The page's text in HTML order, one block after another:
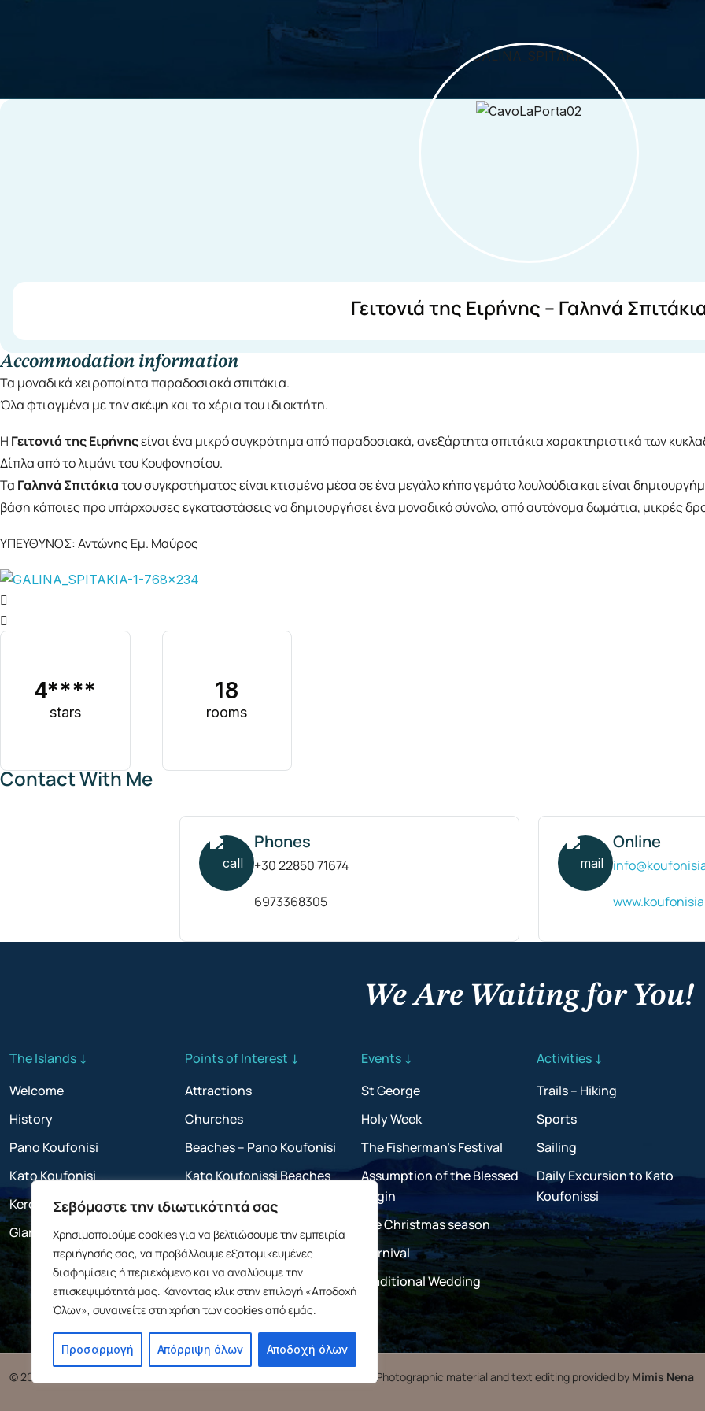
Σεβόμαστε την ιδιωτικότητά σας
Χρησιμοποιούμε cookies για να βελτιώσουμε την εμπειρία
περιήγησής σας, να προβάλλουμε εξατομικευμένες
διαφημίσεις ή περιεχόμενο και να αναλύουμε την
επισκεψιμότητά μας. Κάνοντας κλικ στην επιλογή «Αποδοχή
Όλων», συναινείτε στη χρήση των cookies από εμάς.
Προσαρμογή Απόρριψη όλων Αποδοχή όλων
Γειτονιά της Ειρήνης – Γαληνά
Accommodation information
Τα μοναδικά χειροποίητα παραδοσιακά σπιτάκια.
Όλα φτιαγμένα με την σκέψη και τα χέρια του ιδιοκτήτη.
Η Γειτονιά της Ειρήνηςείναι ένα μικρό συγκρότημα από παραδοσιακά, ανεξάρτητα σπιτάκια χαρακτηριστικά των
Δίπλα από το λιμάνι του Κουφονησίου.
Τα Γαληνά Σπιτάκιατου συγκροτήματος είναι κτισμένα μέσα σε ένα μεγάλο κήπο γεμάτο λουλούδια και είναι
βάση κάποιες προ υπάρχουσες εγκαταστάσεις να δημιουργήσει ένα μοναδικό σύνολο, από αυτόνομα δωμάτια, μικρές
ΥΠΕΥΘΥΝΟΣ: Αντώνης Εμ. Μαύρος
4****
stars
18
rooms
Contact With Me
Phones
+30 22850 71674
6973368305
Online
We Are Waiting for You!
The Islands ↓
Welcome
History
Pano Koufonisi
Kato Koufonisi
Keros
Glaronisi
Points of Interest ↓
Attractions
Churches
Beaches – Pano Koufonisi
Kato Koufonissi Beaches
Events ↓
St George
Holy Week
The Fisherman’s Festival
Assumption of the Blessed
Virgin
the Christmas season
Carnival
Traditional Wedding
Activities ↓
Trails – Hiking
Sports
Sailing
Daily Excursion to Kato
Koufonissi
© 2025 Association of Tourist Businesses of Koufonisia Photographic material and text editing provided by Mimis Nena